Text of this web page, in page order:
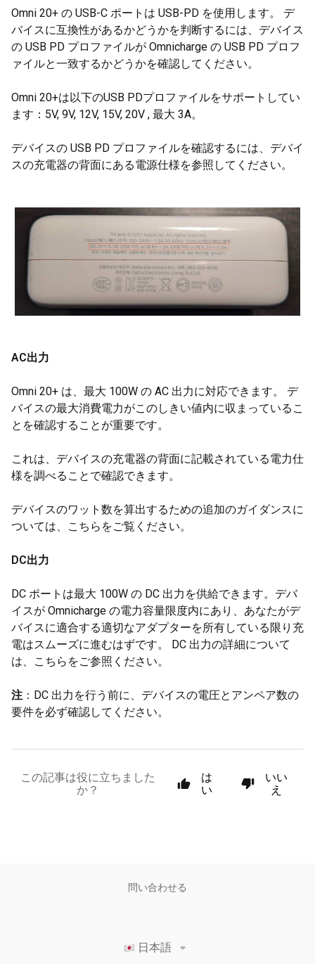
Omni 20+ の USB-C ポートは USB-PD を使用します。 デ
バイスに互換性があるかどうかを判断するには、デバイス
の USB PD プロファイルが Omnicharge の USB PD プロフ
ァイルと一致するかどうかを確認してください。
Omni 20+は以下のUSB PDプロファイルをサポートしてい
ます：5V, 9V, 12V, 15V, 20V , 最大 3A。
デバイスの USB PD プロファイルを確認するには、デバイ
スの充電器の背面にある電源仕様を参照してください。
AC出力
Omni 20+ は、最大 100W の AC 出力に対応できます。 デ
バイスの最大消費電力がこのしきい値内に収まっているこ
とを確認することが重要です。
これは、デバイスの充電器の背面に記載されている電力仕
様を調べることで確認できます。
デバイスのワット数を算出するための追加のガイダンスに
ついては、こちらをご覧ください。
DC出力
DC ポートは最大 100W の DC 出力を供給できます。デバ
イスが Omnicharge の電力容量限度内にあり、あなたがデ
バイスに適合する適切なアダプターを所有している限り充
電はスムーズに進むはずです。 DC 出力の詳細について
は、こちらをご参照ください。
注 ：DC 出力を行う前に、デバイスの電圧とアンペア数の
要件を必ず確認してください。
この記事は役に立ちました
か？
は
い
いい
え
問い合わせる
日本語